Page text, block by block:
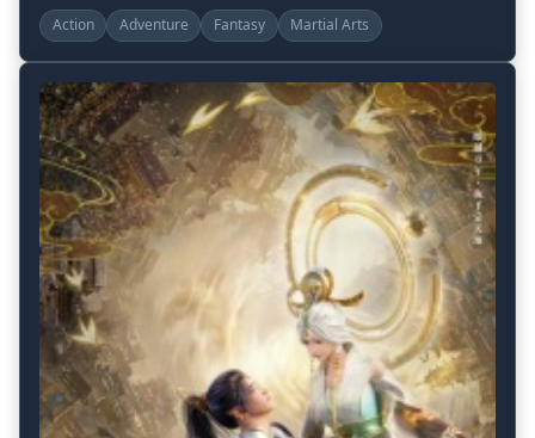
menderita penghinaan karena seluruh keluargan...
Action Adventure Fantasy Martial Arts